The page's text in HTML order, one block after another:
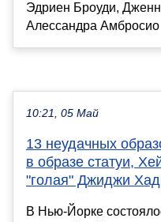
Эдриен Броуди,
Алессандра Амбросио
10:21, 05 Май
13 неудачных
в образе статуи,
"голая" Джиджи
В Нью-Йорке